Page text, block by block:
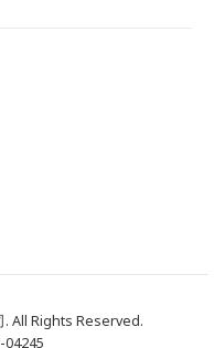
All Rights Reserved.